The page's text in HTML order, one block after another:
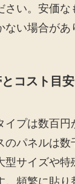
さい。安価な
い場合があ
コスト目安
イプは数百円
のパネルは数
型サイズや特
。頻繁に貼